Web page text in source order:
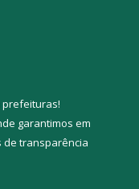
prefeituras!
garantimos em
de transparência